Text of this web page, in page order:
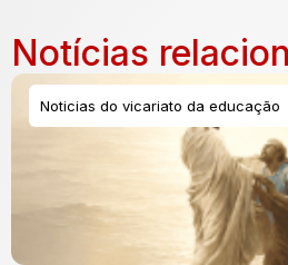
Notícias
Noticias do vicariato da educação